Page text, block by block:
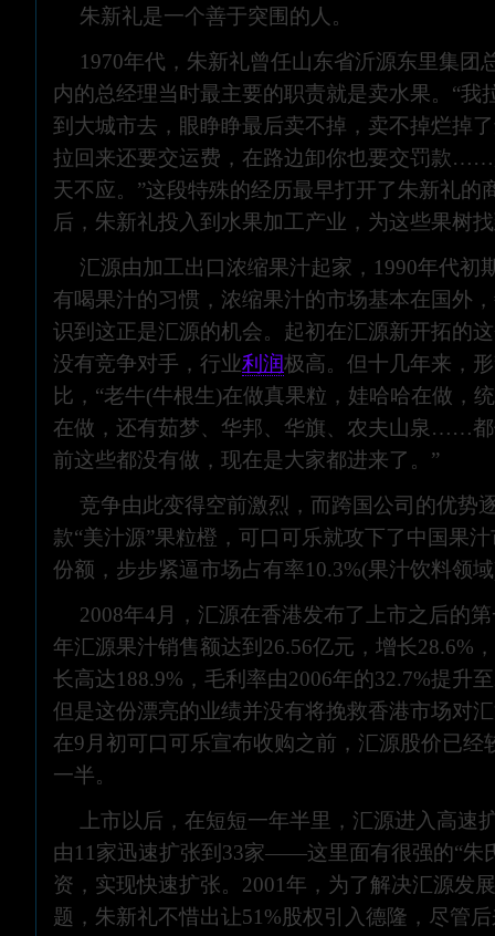
朱新礼是一个善于突围的人。
1970年代，朱新礼曾任山东省沂源东里集团
内的总经理当时最主要的职责就是卖水果。“我
到大城市去，眼睁睁最后卖不掉，卖不掉烂掉
拉回来还要交运费，在路边卸你也要交罚款
天不应。”这段特殊的经历最早打开了朱新礼的
后，朱新礼投入到水果加工产业，为这些果树
汇源由加工出口浓缩果汁起家，1990年代初
有喝果汁的习惯，浓缩果汁的市场基本在国外
识到这正是汇源的机会。起初在汇源新开拓的
没有竞争对手，行业利润极高。但十几年来，
比，“老牛(牛根生)在做真果粒，娃哈哈在做，
在做，还有茹梦、华邦、华旗、农夫山泉……
前这些都没有做，现在是大家都进来了。”
竞争由此变得空前激烈，而跨国公司的优势
款“美汁源”果粒橙，可口可乐就攻下了中国果
份额，步步紧逼市场占有率10.3%(果汁饮料领
2008年4月，汇源在香港发布了上市之后的
年汇源果汁销售额达到26.56亿元，增长28.6%
长高达188.9%，毛利率由2006年的32.7%提升
但是这份漂亮的业绩并没有将挽救香港市场对
在9月初可口可乐宣布收购之前，汇源股价已经
一半。
上市以后，在短短一年半里，汇源进入高速
由11家迅速扩张到33家——这里面有很强的“朱
资，实现快速扩张。2001年，为了解决汇源发
题，朱新礼不惜出让51%股权引入德隆，尽管